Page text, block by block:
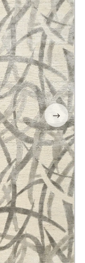
→